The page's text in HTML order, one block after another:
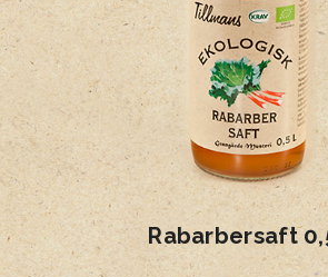
Rabarbersaft